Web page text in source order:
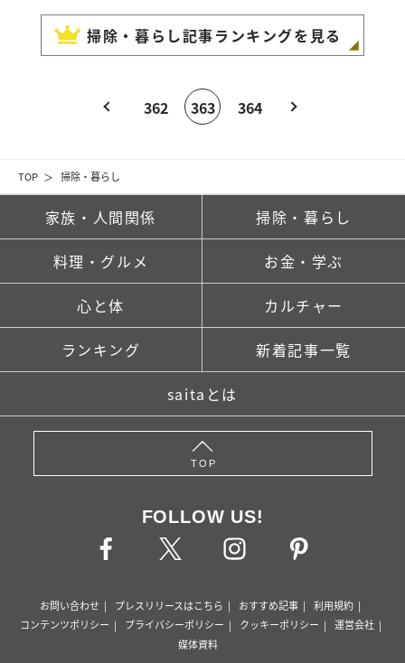
TOP 掃除・暮らし
掃除・暮らし記事ランキングを見る
362 363 364
家族・人間関係 掃除・暮らし
料理・グルメ お金・学ぶ
心と体 カルチャー
ランキング 新着記事一覧
saitaとは
TOP
FOLLOW US!
お問い合わせ プレスリリースはこちら おすすめ記事
利用規約
コンテンツポリシー
プライバシーポリシー クッキーポリシー
運営会社
媒体資料